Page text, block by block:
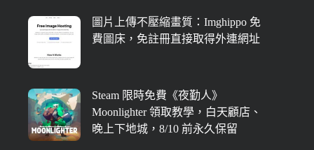
圖片上傳不壓縮畫質：Imghippo 免
費圖床，免註冊直接取得外連網址
Steam 限時免費《夜勤人》
Moonlighter 領取教學，白天顧店、
晚上下地城，8/10 前永久保留